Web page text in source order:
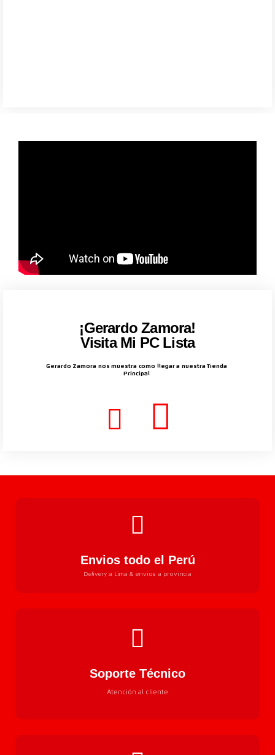
¡Gerardo Zamora!
Visita Mi PC Lista
Gerardo Zamora nos muestra como llegar a nuestra Tienda
Principal
Envios todo el Perú
Delivery a Lima & envios a provincia
Soporte Técnico
Atención al cliente